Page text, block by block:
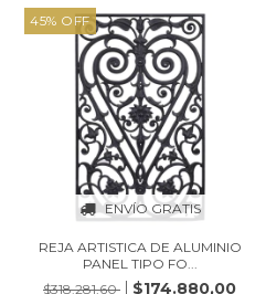
45% OFF
ENVÍO GRATIS
REJA ARTISTICA DE ALUMINIO
PANEL TIPO FO...
$318.281,60
$174.880,00